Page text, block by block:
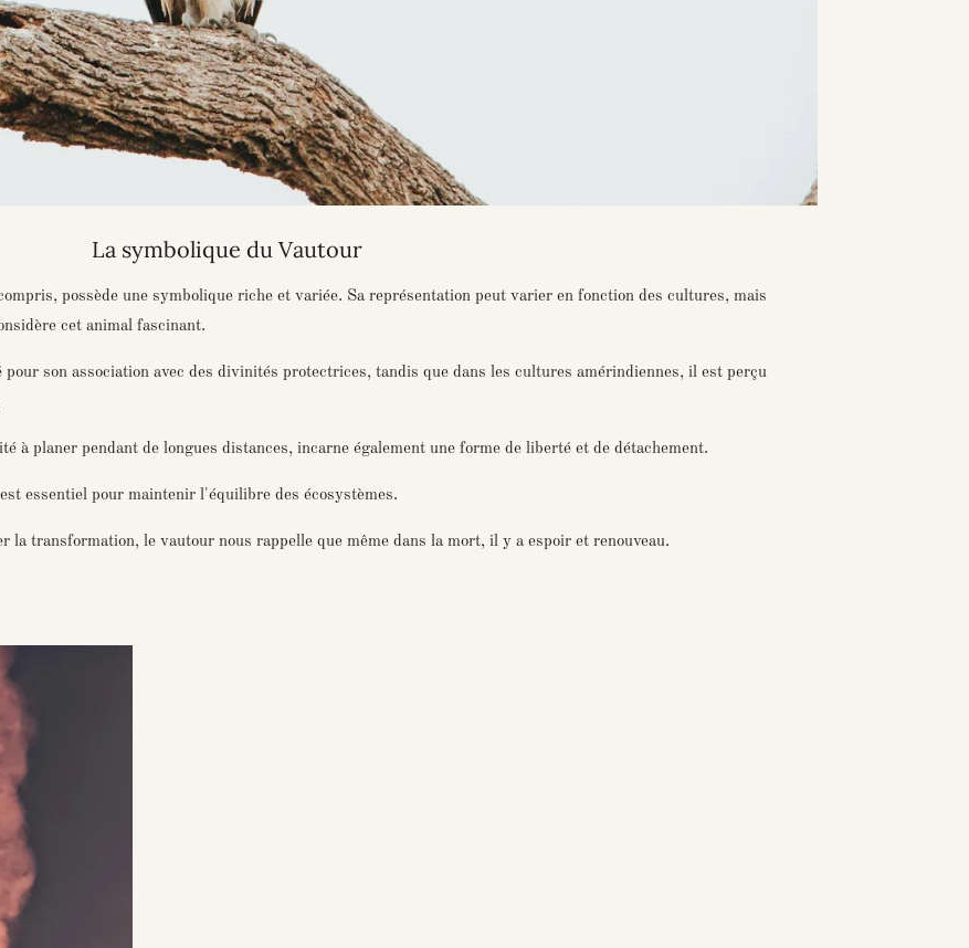
La symbolique du Vautour
possède une symbolique riche et variée. Sa représentation peut varier en fonction des cultures, mais
cet animal fascinant.
son association avec des divinités protectrices, tandis que dans les cultures amérindiennes, il est perçu
à planer pendant de longues distances, incarne également une forme de liberté et de détachement.
essentiel pour maintenir l'équilibre des écosystèmes.
la transformation, le vautour nous rappelle que même dans la mort, il y a espoir et renouveau.